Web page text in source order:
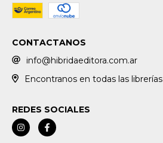
CONTACTANOS
info@hibridaeditora.com.ar
Encontranos en todas las librerías
REDES SOCIALES